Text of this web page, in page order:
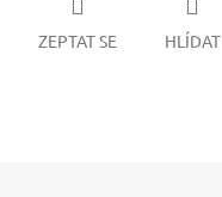
ZEPTAT SE HLÍDAT